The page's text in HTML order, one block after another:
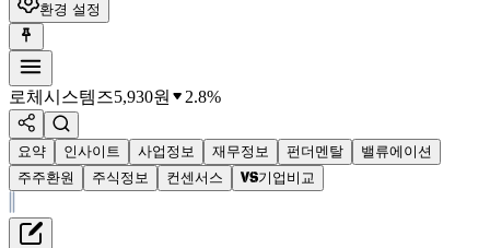
환경 설정
로체시스템즈5,930원 2.8%
요약 인사이트 사업정보 재무정보 펀더멘탈
밸류에이션
주주환원
주식정보 컨센서스 기업비교
재무정보